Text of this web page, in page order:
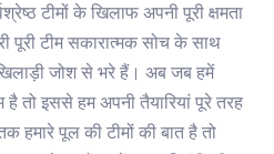
टीमों के खिलाफ अपनी पूरी क्षमता
पूरी टीम सकारात्मक सोच के साथ
जोश से भरे हैं। अब जब हमें
है तो इससे हम अपनी तैयारियां पूरे तरह
हमारे पूल की टीमों की बात है तो